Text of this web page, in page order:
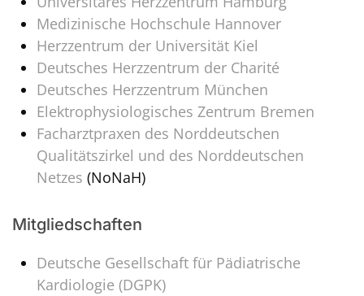
Medizinische Hochschule Hannover
Herzzentrum der Universität Kiel
Deutsches Herzzentrum der Charité
Deutsches Herzzentrum München
Elektrophysiologisches Zentrum Bremen
Facharztpraxen des Norddeutschen
Qualitätszirkel und des Norddeutschen
Netzes (NoNaH)
Mitgliedschaften
Deutsche Gesellschaft für Pädiatrische
Kardiologie (DGPK)